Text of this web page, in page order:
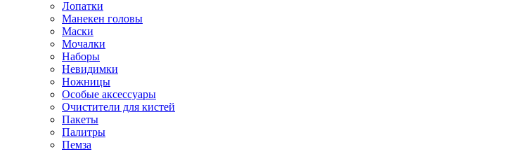
Лопатки
Манекен головы
Маски
Мочалки
Наборы
Невидимки
Ножницы
Особые аксессуары
Очистители для кистей
Пакеты
Палитры
Пемза